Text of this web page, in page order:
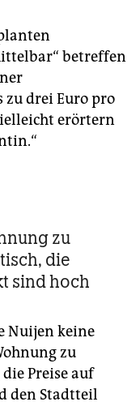
betreffen
drei Euro pro
erörtern
zu
die
sind hoch
Nuijen keine
zu
Preise auf
den Stadtteil